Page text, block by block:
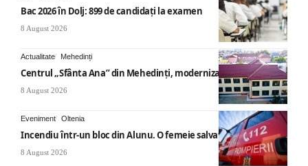
Bac 2026 în Dolj: 899 de candidați la examen
8 August 2026
Actualitate Mehedinți
Centrul „Sfânta Ana” din Mehedinți, modernizat
8 August 2026
Eveniment Oltenia
Incendiu într-un bloc din Alunu. O femeie salvată
8 August 2026